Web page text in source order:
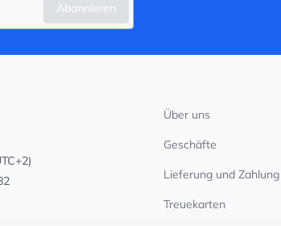
Abonnieren
Über uns
Geschäfte
Lieferung und Zahlung
Treuekarten